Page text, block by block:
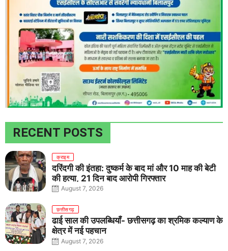
RECENT POSTS
क्राइम
दरिंदगी की इंतहा: दुष्कर्म के बाद मां और 10 माह की बेटी
की हत्या, 21 दिन बाद आरोपी गिरफ्तार
August 7, 2026
छत्तीसगढ़
ढाई साल की उपलब्धियाँ- छत्तीसगढ़ का श्रमिक कल्याण के
क्षेत्र में नई पहचान
August 7, 2026